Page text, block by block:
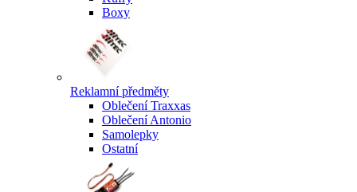
Boxy
Reklamní předměty
Oblečení Traxxas
Oblečení Antonio
Samolepky
Ostatní